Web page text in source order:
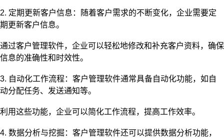
2. 定期更新客户信息：随着客户需求的不断变化，企业需要定
期更新客户信息。
通过客户管理软件，企业可以轻松地修改和补充客户资料，确保
信息的准确性和时效性。
3. 自动化工作流程：客户管理软件通常具备自动化功能，如自
动分配任务、发送通知等。
利用这些功能，企业可以简化工作流程，提高工作效率。
4. 数据分析与挖掘：客户管理软件还可以提供数据分析功能，